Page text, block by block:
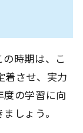
時期は、こ
着させ、実力
度の学習に向
しょう。